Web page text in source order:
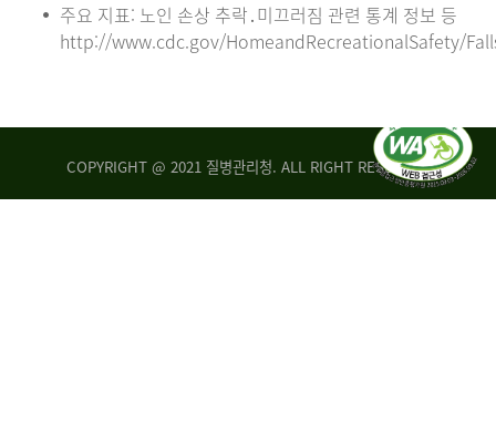
주요 지표: 노인 손상 추락․미끄러짐 관련 통계 정보 등
http://www.cdc.gov/HomeandRecreationalSafety/
COPYRIGHT @ 2021 질병관리청. ALL RIGHT RESERVED